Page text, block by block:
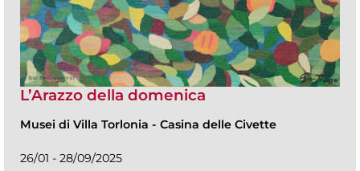
L’Arazzo della domenica
Musei di Villa Torlonia - Casina delle Civette
26/01 - 28/09/2025